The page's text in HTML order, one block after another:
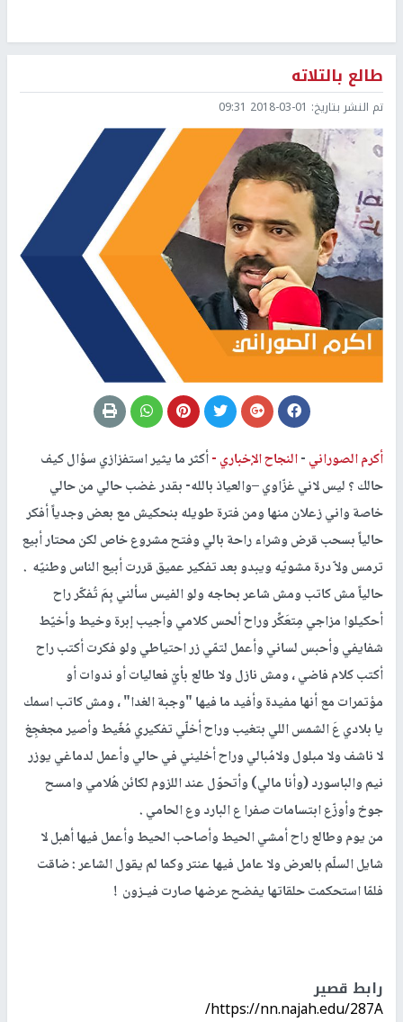
طالع بالتلاته
تم النشر بتاريخ: 2018-03-01 09:31
أكرم الصوراني-النجاح الإخباري -أكثر ما يثير استفزازي سؤال كيف
حالك ؟ ليس لاني غزّاوي –والعياذ بالله- بقدر غضب حالي من حالي
خاصة واني زعلان منها ومن فترة طويله بنحكيش مع بعض وجدياً أفكر
حالياً بسحب قرض وشراء راحة بالي وفتح مشروع خاص لكن محتار أبيع
ترمس ولاّ درة مشويّه ويبدو بعد تفكير عميق قررت أبيع الناس وطنيّه .
حالياً مش كاتب ومش شاعر بحاجه ولو الفيس سألني بِمَ تُفكّر راح
أحكيلوا مزاجي مِتعَكِّر وراح ألحس كلامي وأجيب إبرة وخيط وأخيّط
شفايفي وأحبس لساني وأعمل لتمّي زر احتياطي ولو فكرت أكتب راح
أكتب كلام فاضي ، ومش نازل ولا طالع بأيّ فعاليات أو ندوات أو
مؤتمرات مع أنها مفيدة وأفيد ما فيها "وجبة الغدا" ، ومش كاتب اسمك
يا بلادي عَ الشمس اللي بتغيب وراح أخلّي تفكيري مُغّيط وأصير مجغجِغ
لا ناشف ولا مبلول ولامُبالي وراح أخليني في حالي وأعمل لدماغي يوزر
نيم والباسورد (وأنا مالي) وأتحوّل عند اللزوم لكائن هُلامي وامسح
جوخ وأوزّع ابتسامات صفرا ع البارد وع الحامي .
من يوم وطالع راح أمشي الحيط وأصاحب الحيط وأعمل فيها أهبل لا
شايل السلّم بالعرض ولا عامل فيها عنتر وكما لم يقول الشاعر : ضاقت
فلمّا استحكمت حلقاتها يفضح عرضها صارت فيـزون !
رابط قصير
https://nn.najah.edu/287A/